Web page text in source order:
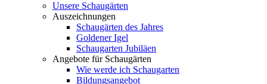
Unsere Schaugärten
Auszeichnungen
Schaugärten des Jahres
Goldener Igel
Schaugarten Jubiläen
Angebote für Schaugärten
Wie werde ich Schaugarten
Bildungsangebot